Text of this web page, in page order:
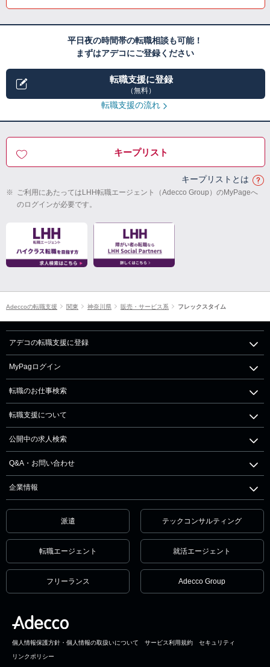
平日夜の時間帯の転職相談も可能！
まずはアデコにご登録ください
転職支援に登録
（無料）
転職支援の流れ
キープリスト
キープリストとは
※ ご利用にあたってはLHH転職エージェント（Adecco Group）のMyPageへ
のログインが必要です。
Adeccoの転職支援 関東 神奈川県 販売・サービス系 フレックスタイム
アデコの転職支援に登録
MyPagログイン
転職のお仕事検索
転職支援について
公開中の求人検索
Q&A・お問い合わせ
企業情報
派遣 テックコンサルティング
転職エージェント 就活エージェント
フリーランス Adecco Group
個人情報保護方針・個人情報の取扱いについて サービス利用規約 セキュリティ
リンクポリシー